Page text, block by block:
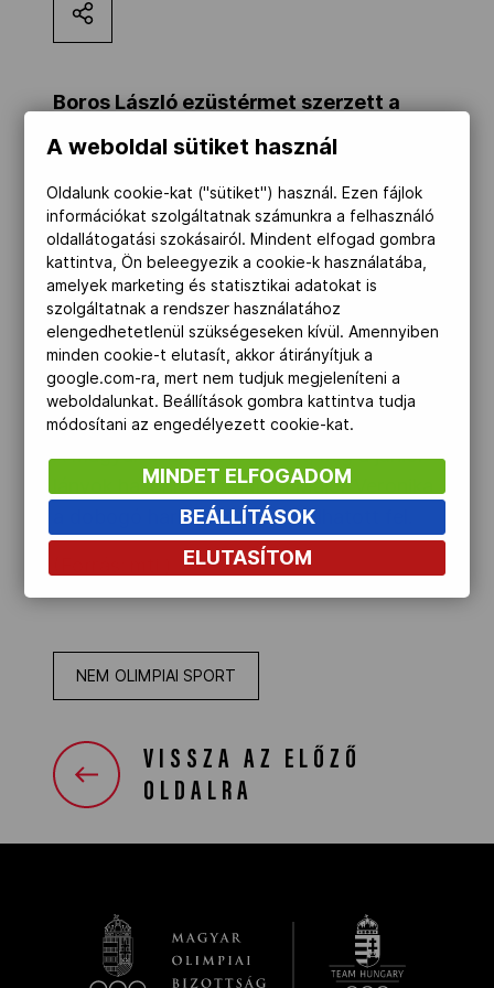
Kettőskarrier-program
NOB
Társszervezetek
OVEP
Adatbank
Boros László ezüstérmet szerzett a
férfiak 10 méteres 40 vegyes
futócéllövő-világbajnokságon.
A magyar szövetség tájékoztatása
szerint Boros 385 körös eredménnyel,
szétlövésben szerezte meg a második
helyet. Az élen záró versenyző 386 kört
ért el.
A magyar csapat ötödik lett, míg a junior
lányok hasonló számában Major Veronika
a dobogó harmadik fokára állhatott fel.
NEM OLIMPIAI SPORT
VISSZA AZ ELŐZŐ
OLDALRA
A weboldal sütiket használ
Oldalunk cookie-kat ("sütiket") használ. Ezen fájlok
információkat szolgáltatnak számunkra a felhasználó
oldallátogatási szokásairól. Mindent elfogad gombra
kattintva, Ön beleegyezik a cookie-k használatába,
amelyek marketing és statisztikai adatokat is
szolgáltatnak a rendszer használatához
elengedhetetlenül szükségeseken kívül. Amennyiben
minden cookie-t elutasít, akkor átirányítjuk a
google.com-ra, mert nem tudjuk megjeleníteni a
weboldalunkat. Beállítások gombra kattintva tudja
módosítani az engedélyezett cookie-kat.
MINDET ELFOGADOM
BEÁLLÍTÁSOK
ELUTASÍTOM